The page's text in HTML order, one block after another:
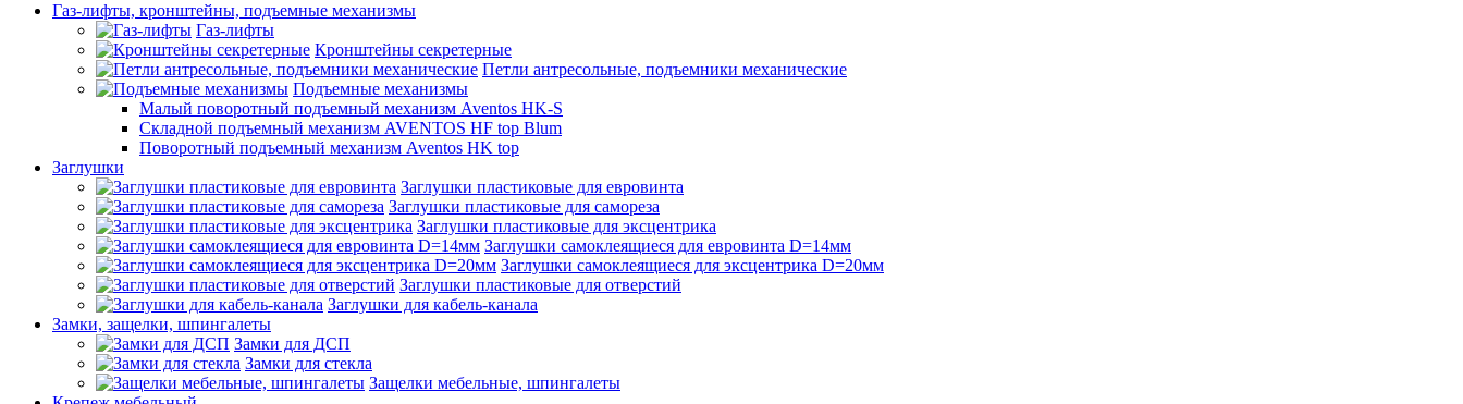
Газ-лифты, кронштейны, подъемные механизмы
Газ-лифты
Кронштейны секретерные
Петли антресольные, подъемники механические
Подъемные механизмы
Малый поворотный подъемный механизм Aventos HK-S
Складной подъемный механизм AVENTOS HF top Blum
Поворотный подъемный механизм Aventos HK top
Заглушки
Заглушки пластиковые для евровинта
Заглушки пластиковые для самореза
Заглушки пластиковые для эксцентрика
Заглушки самоклеящиеся для евровинта D=14мм
Заглушки самоклеящиеся для эксцентрика D=20мм
Заглушки пластиковые для отверстий
Заглушки для кабель-канала
Замки, защелки, шпингалеты
Замки для ДСП
Замки для стекла
Защелки мебельные, шпингалеты